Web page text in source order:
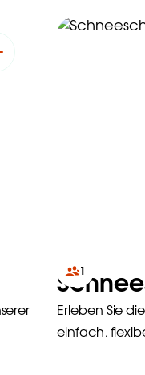
1
Erleben Sie
einfach,